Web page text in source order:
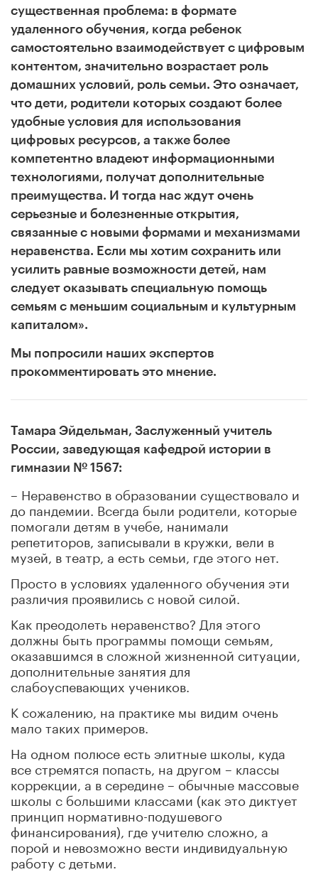
существенная проблема: в формате
удаленного обучения, когда ребенок
самостоятельно взаимодействует с цифровым
контентом, значительно возрастает роль
домашних условий, роль семьи. Это означает,
что дети, родители которых создают более
удобные условия для использования
цифровых ресурсов, а также более
компетентно владеют информационными
технологиями, получат дополнительные
преимущества. И тогда нас ждут очень
серьезные и болезненные открытия,
связанные с новыми формами и механизмами
неравенства. Если мы хотим сохранить или
усилить равные возможности детей, нам
следует оказывать специальную помощь
семьям с меньшим социальным и культурным
капиталом».
Мы попросили наших экспертов
прокомментировать это мнение.
Тамара Эйдельман, Заслуженный учитель
России, заведующая кафедрой истории в
гимназии № 1567:
– Неравенство в образовании существовало и
до пандемии. Всегда были родители, которые
помогали детям в учебе, нанимали
репетиторов, записывали в кружки, вели в
музей, в театр, а есть семьи, где этого нет.
Просто в условиях удаленного обучения эти
различия проявились с новой силой.
Как преодолеть неравенство? Для этого
должны быть программы помощи семьям,
оказавшимся в сложной жизненной ситуации,
дополнительные занятия для
слабоуспевающих учеников.
К сожалению, на практике мы видим очень
мало таких примеров.
На одном полюсе есть элитные школы, куда
все стремятся попасть, на другом – классы
коррекции, а в середине – обычные массовые
школы с большими классами (как это диктует
принцип нормативно-подушевого
финансирования), где учителю сложно, а
порой и невозможно вести индивидуальную
работу с детьми.